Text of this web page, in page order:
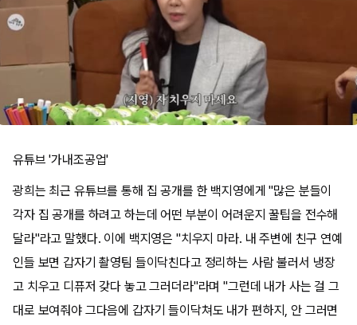
유튜브 '가내조공업'
광희는 최근 유튜브를 통해 집 공개를 한 백지영에게 "많은 분들이
각자 집 공개를 하려고 하는데 어떤 부분이 어려운지 꿀팁을 전수해
달라"라고 말했다. 이에 백지영은 "치우지 마라. 내 주변에 친구 연예
인들 보면 갑자기 촬영팀 들이닥친다고 정리하는 사람 불러서 냉장
고 치우고 디퓨저 갖다 놓고 그러더라"라며 "그런데 내가 사는 걸 그
대로 보여줘야 그다음에 갑자기 들이닥쳐도 내가 편하지, 안 그러면